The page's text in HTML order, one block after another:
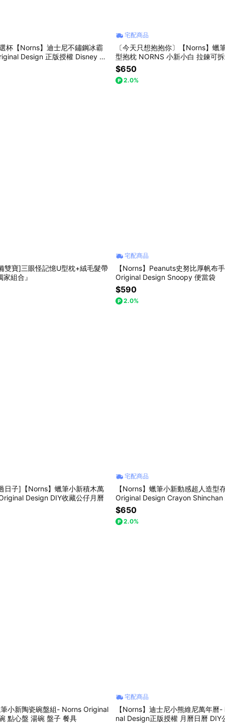
杯【Norns】迪士尼不鏽鋼冰霸
Design 正版授權 Disney 小
宅配商品
〔今天只想抱抱你〕【Norns】蠟
型抱枕 NORNS 小新小白 拉鍊可
$650
2.0%
雙寶]三眼怪記憶U型枕+絨毛髮帶
組合』
宅配商品
【Norns】Peanuts史努比厚帆布
Original Design Snoopy 便當袋
$590
2.0%
日子]【Norns】蠟筆小新積木萬
Design DIY收藏公仔月曆
宅配商品
【Norns】蠟筆小新動感超人造型
Original Design Crayon Shinchan
$650
2.0%
小新陶瓷碗盤組- Norns Original
點心盤 湯碗 盤子 餐具
宅配商品
【Norns】迪士尼小熊維尼萬年曆
nal Design正版授權 月曆日曆 DIY